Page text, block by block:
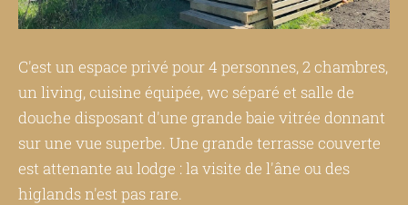
C'est un espace privé pour 4 personnes, 2 chambres,
un living, cuisine équipée, wc séparé et salle de
douche disposant d'une grande baie vitrée donnant
sur une vue superbe. Une grande terrasse couverte
est attenante au lodge : la visite de l'âne ou des
higlands n'est pas rare.